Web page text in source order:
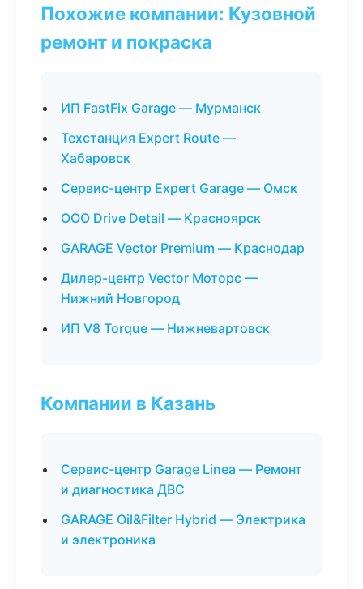
Похожие компании: Кузовной
ремонт и покраска
ИП FastFix Garage — Мурманск
Техстанция Expert Route —
Хабаровск
Сервис-центр Expert Garage — Омск
ООО Drive Detail — Красноярск
GARAGE Vector Premium — Краснодар
Дилер-центр Vector Моторс —
Нижний Новгород
ИП V8 Torque — Нижневартовск
Компании в Казань
Сервис-центр Garage Linea — Ремонт
и диагностика ДВС
GARAGE Oil&Filter Hybrid — Электрика
и электроника